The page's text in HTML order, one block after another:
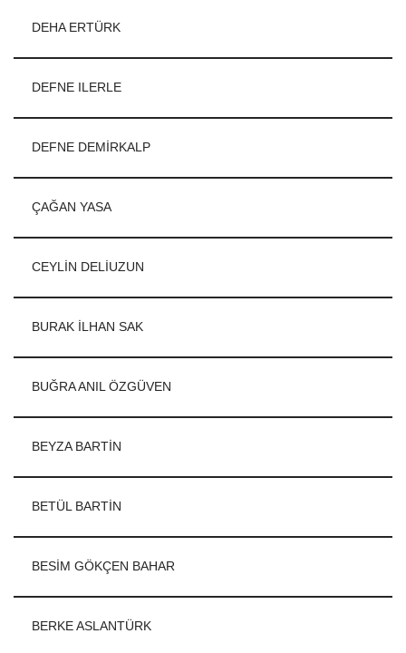
DEHA ERTÜRK
DEFNE ILERLE
DEFNE DEMİRKALP
ÇAĞAN YASA
CEYLİN DELİUZUN
BURAK İLHAN SAK
BUĞRA ANIL ÖZGÜVEN
BEYZA BARTİN
BETÜL BARTİN
BESİM GÖKÇEN BAHAR
BERKE ASLANTÜRK